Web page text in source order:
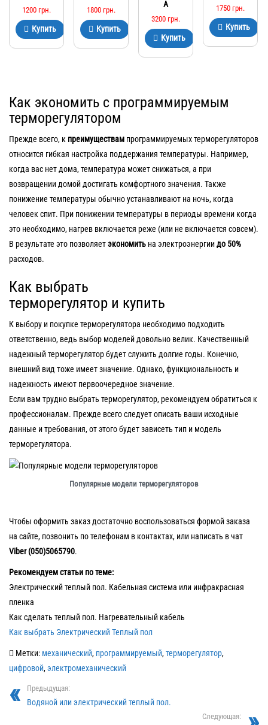
1200 грн.
Купить
1800 грн.
Купить
A
3200 грн.
Купить
Оценка
5.00
из 5
1750 грн.
Купить
Как экономить с программируемым
терморегулятором
Прежде всего, к преимуществам программируемых терморегуляторов
относится гибкая настройка поддержания температуры. Например,
когда вас нет дома, температура может снижаться, а при
возвращении домой достигать комфортного значения. Также
понижение температуры обычно устанавливают на ночь, когда
человек спит. При понижении температуры в периоды времени когда
это необходимо, нагрев включается реже (или не включается совсем).
В результате это позволяетэкономить на электроэнергиидо 50%
расходов.
Как выбрать
терморегулятор и купить
К выбору и покупке терморегулятора необходимо подходить
ответственно, ведь выбор моделей довольно велик. Качественный
надежный терморегулятор будет служить долгие годы. Конечно,
внешний вид тоже имеет значение. Однако, функциональность и
надежность имеют первоочередное значение.
Если вам трудно выбрать терморегулятор, рекомендуем обратиться к
профессионалам. Прежде всего следует описать ваши исходные
данные и требования, от этого будет зависеть тип и модель
терморегулятора.
Популярные модели терморегуляторов
Чтобы оформить заказ достаточно воспользоваться формой заказа
на сайте, позвонить по телефонам в контактах, или написать в чат
Viber (050)5065790.
Рекомендуем статьи по теме:
Электрический теплый пол. Кабельная система или инфракрасная
пленка
Как сделать теплый пол. Нагревательный кабель
Как выбрать Электрический Теплый пол
Метки: механический, программируемый,терморегулятор,
цифровой,электромеханический
Предыдущая:
Водяной или электрический теплый пол.
Следующая: